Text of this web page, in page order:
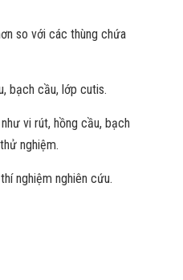
so với các thùng chứa
bạch cầu, lớp cutis.
vi rút, hồng cầu, bạch
nghiệm.
nghiệm nghiên cứu.